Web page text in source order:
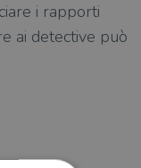
i rapporti
ai detective può